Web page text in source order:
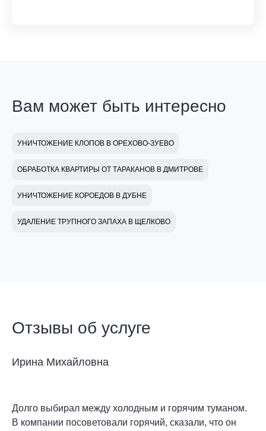
Вам может быть интересно
УНИЧТОЖЕНИЕ КЛОПОВ В ОРЕХОВО-ЗУЕВО
ОБРАБОТКА КВАРТИРЫ ОТ ТАРАКАНОВ В ДМИТРОВЕ
УНИЧТОЖЕНИЕ КОРОЕДОВ В ДУБНЕ
УДАЛЕНИЕ ТРУПНОГО ЗАПАХА В ЩЕЛКОВО
Отзывы об услуге
Ирина Михайловна
Долго выбирал между холодным и горячим туманом.
В компании посоветовали горячий, сказали, что он